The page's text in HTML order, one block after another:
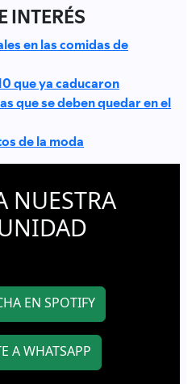
INTERÉS
en las comidas de
que ya caducaron
que se deben quedar en el
de la moda
NUESTRA
EN SPOTIFY
A WHATSAPP